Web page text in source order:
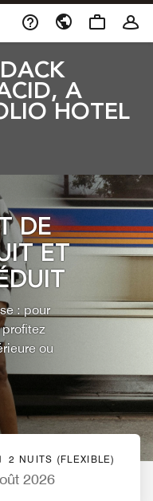
A
HOTEL
DE
ET
: pour
ou
Placid, a Tribute
2 NUITS (FLEXIBLE)
2026